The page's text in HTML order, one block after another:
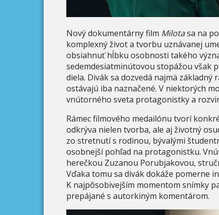
Nový dokumentárny film Milotasa na
komplexný život a tvorbu uznávanej
obsiahnuť hĺbku osobnosti takého
sedemdesiatminútovou stopážou však
diela. Divák sa dozvedá najmä
ostávajú iba naznačené. V niektorých
vnútorného sveta protagonistky a
Rámec filmového medailónu tvorí
odkrýva nielen tvorba, ale aj životný
zo stretnutí s rodinou, bývalými
osobnejší pohľad na protagonistku.
herečkou Zuzanou Porubjakovou,
Vďaka tomu sa divák dokáže pomerne
K najpôsobivejším momentom snímky
prepájané s autorkiným komentárom.